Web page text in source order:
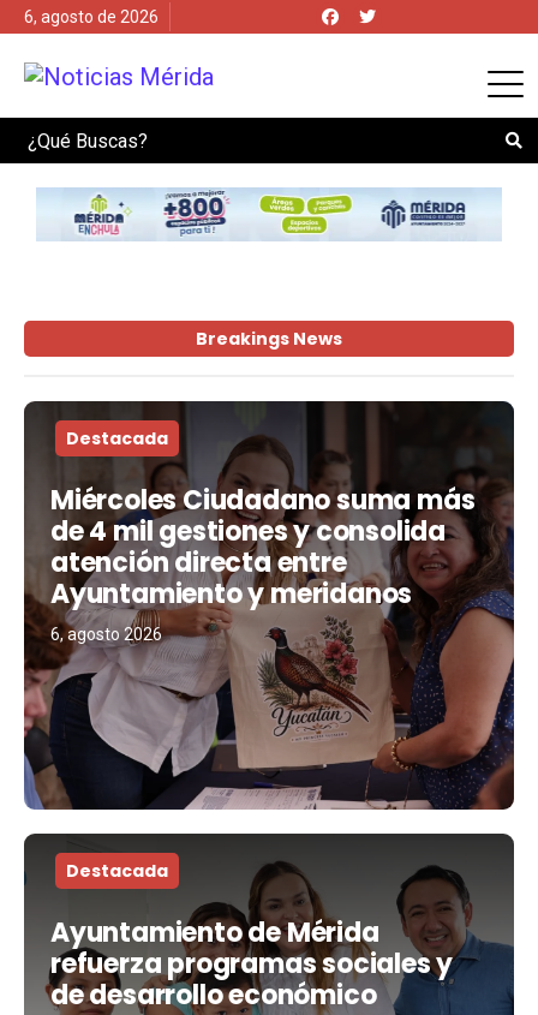
6, agosto de 2026
Search
Breakings News
Destacada
Miércoles Ciudadano suma más
de 4 mil gestiones y consolida
atención directa entre
Ayuntamiento y meridanos
6, agosto 2026
Destacada
Ayuntamiento de Mérida
refuerza programas sociales y
de desarrollo económico